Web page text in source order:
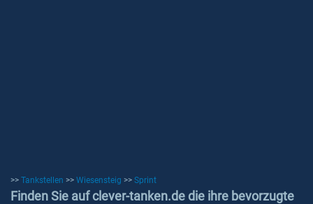
>> Tankstellen >> Wiesensteig >> Sprint
Finden Sie auf clever-tanken.de die ihre bevorzugte